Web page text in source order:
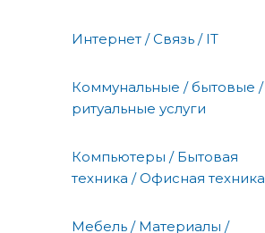
Интернет / Связь / IT
Коммунальные / бытовые /
ритуальные услуги
Компьютеры / Бытовая
техника / Офисная техника
Мебель / Материалы /